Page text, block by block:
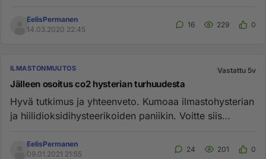
EelisPermanen
14.03.2020 22:45
16 229 0
ILMASTONMUUTOS Vastattu 5v
Jälleen osoitus co2 hysterian turhuudesta
Hyvä tutkimus ja yhteenveto. Kumoaa ilmastohysterian
ja hiilidioksidihysteerikoiden paniikin. Voitte siis
EelisPermanen
09.01.2021 21:55
24 201 0